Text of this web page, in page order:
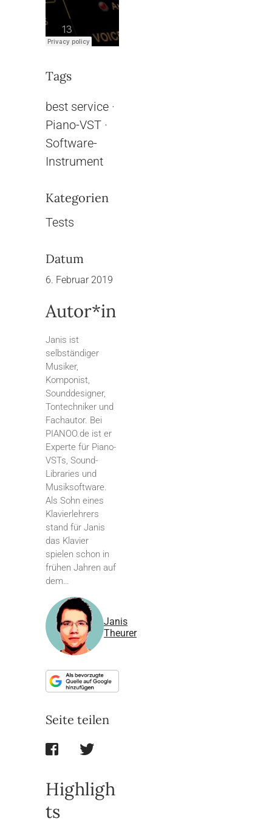
Tags
best service ·
Piano-VST ·
Software-
Instrument
Kategorien
Tests
Datum
6. Februar 2019
Autor*in
Janis ist
selbständiger
Musiker,
Komponist,
Sounddesigner,
Tontechniker und
Fachautor. Bei
PIANOO.de ist er
Experte für Piano-
VSTs, Sound-
Libraries und
Musiksoftware.
Als Sohn eines
Klavierlehrers
stand für Janis
das Klavier
spielen schon in
frühen Jahren auf
dem…
Janis
Theurer
Seite teilen
Highligh
ts